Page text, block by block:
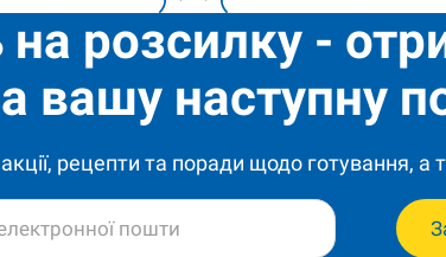
на розсилку -
вашу наступну
рецепти та поради щодо готування, а